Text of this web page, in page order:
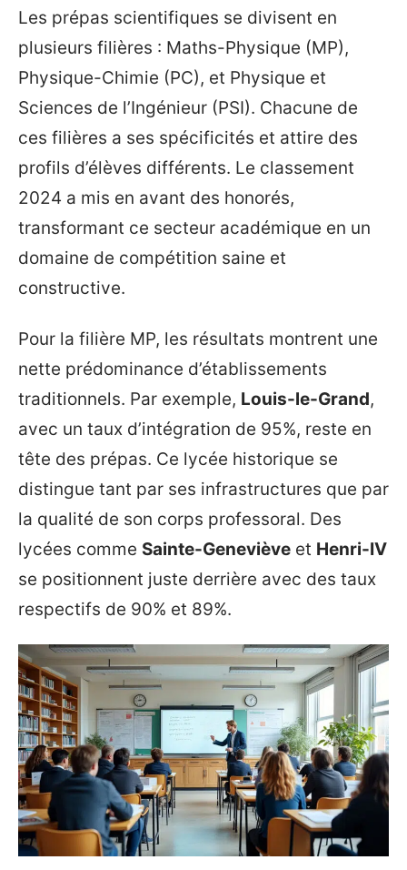
Les prépas scientifiques se divisent en
plusieurs filières : Maths-Physique (MP),
Physique-Chimie (PC), et Physique et
Sciences de l’Ingénieur (PSI). Chacune de
ces filières a ses spécificités et attire des
profils d’élèves différents. Le classement
2024 a mis en avant des honorés,
transformant ce secteur académique en un
domaine de compétition saine et
constructive.
Pour la filière MP, les résultats montrent une
nette prédominance d’établissements
traditionnels. Par exemple, Louis-le-Grand,
avec un taux d’intégration de 95%, reste en
tête des prépas. Ce lycée historique se
distingue tant par ses infrastructures que par
la qualité de son corps professoral. Des
lycées comme Sainte-Geneviève et Henri-IV
se positionnent juste derrière avec des taux
respectifs de 90% et 89%.